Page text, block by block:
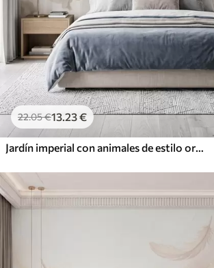
22.05€13 .23€